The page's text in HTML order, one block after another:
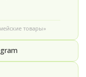
товары»